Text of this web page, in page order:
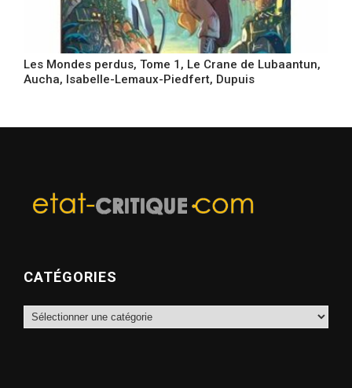
Les Mondes perdus, Tome 1, Le Crane de Lubaantun,
Aucha, Isabelle-Lemaux-Piedfert, Dupuis
CATÉGORIES
Catégories